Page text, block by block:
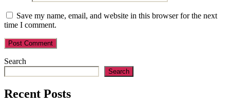
Save my name, email, and website in this browser for the next
time I comment.
Search
Search
Recent Posts